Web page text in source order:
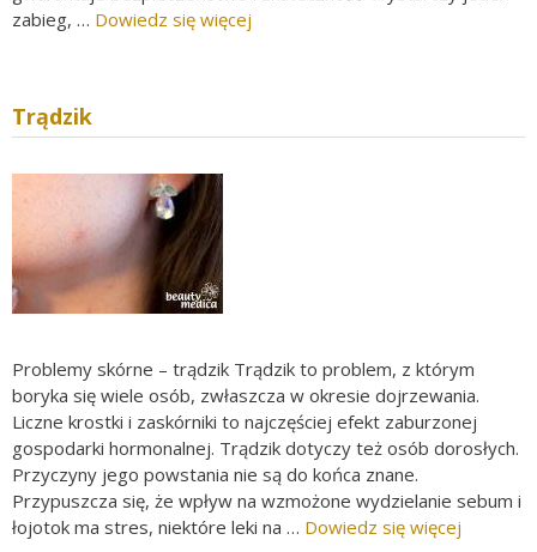
zabieg, … Dowiedz się więcej
Trądzik
Problemy skórne – trądzik Trądzik to problem, z którym
boryka się wiele osób, zwłaszcza w okresie dojrzewania.
Liczne krostki i zaskórniki to najczęściej efekt zaburzonej
gospodarki hormonalnej. Trądzik dotyczy też osób dorosłych.
Przyczyny jego powstania nie są do końca znane.
Przypuszcza się, że wpływ na wzmożone wydzielanie sebum i
łojotok ma stres, niektóre leki na … Dowiedz się więcej